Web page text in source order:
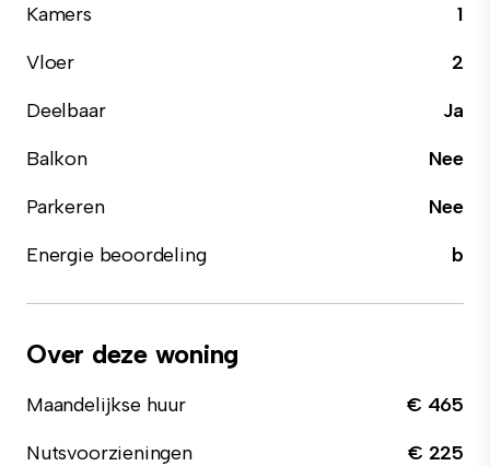
Kamers
1
Vloer
2
Deelbaar
Ja
Balkon
Nee
Parkeren
Nee
Energie beoordeling
b
Over deze woning
Maandelijkse huur
€ 465
Nutsvoorzieningen
€ 225